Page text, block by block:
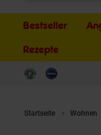
Bestseller
Rezepte
Startseite Wohnen